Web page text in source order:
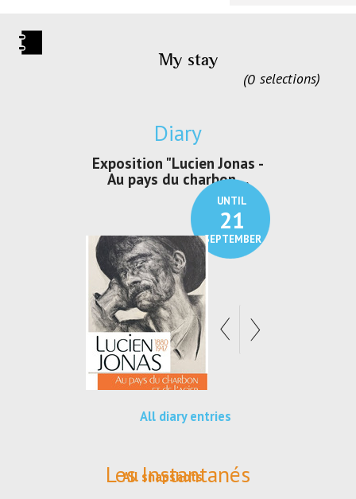
My stay
selections
0
Diary
UNTIL
21
SEPTEMBER
Exposition "Lucien Jonas -
Au pays du charbon ...
All diary entries
Les Instantanés
All snapshots